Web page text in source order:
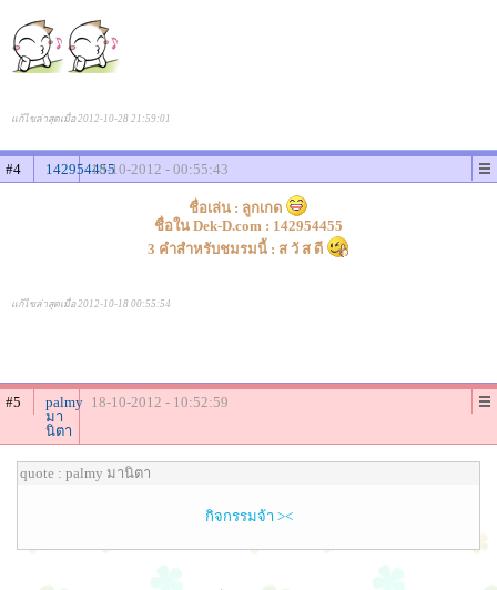
แก้ไขล่าสุดเมื่อ 2012-10-28 21:59:01
#4 14295445518-10-2012 - 00:55:43
ชื่อเล่น : ลูกเกด
ชื่อใน Dek-D.com : 142954455
3 คำสำหรับชมรมนี้ : ส วั ส ดี
แก้ไขล่าสุดเมื่อ 2012-10-18 00:55:54
#5
palmy
มา
นิตา
18-10-2012 - 10:52:59
quote : palmy มานิตา
กิจกรรมจ้า ><